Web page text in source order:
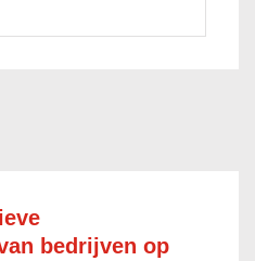
bedrijven op